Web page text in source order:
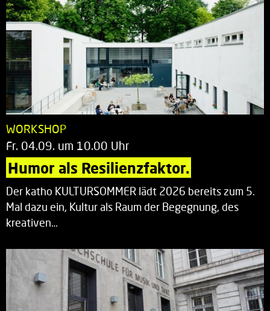
WORKSHOP
Fr. 04.09. um 10.00 Uhr
Humor als Resilienzfaktor.
Der katho KULTURSOMMER lädt 2026 bereits zum 5.
Mal dazu ein, Kultur als Raum der Begegnung, des
kreativen…